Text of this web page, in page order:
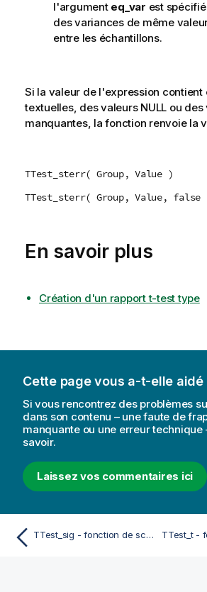
l'argument eq_var est
des variances de même
entre les échantillons.
Si la valeur de l'expression contient
textuelles, des valeurs NULL ou des
manquantes, la fonction renvoie la
TTest_sterr( Group, Value )
TTest_sterr( Group, Value, false
En savoir plus
Création d'un rapport t-test type
Cette page vous a-t-elle aidé
Si vous rencontrez des problèmes
dans son contenu – une faute de
manquante ou une erreur
savoir.
Laissez vos commentaires ici
TTest_sig - fonction de script et fonction de graphique